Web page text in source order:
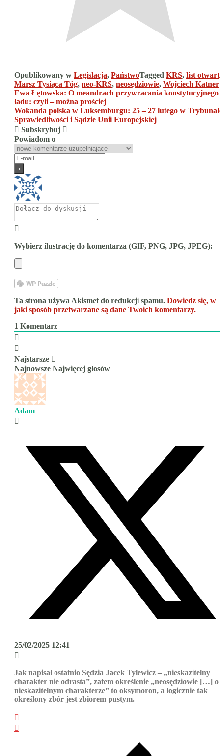
Opublikowany w Legislacja, PaństwoTagged KRS, list
Marsz Tysiąca Tóg, neo-KRS, neosędziowie, Wojciech Katner
Nawigacja
wpisu
Ewa Łętowska: O meandrach przywracania konstytucyjnego
ładu: czyli – można prościej
Wokanda polska w Luksemburgu: 25 – 27 lutego w
Sprawiedliwości i Sądzie Unii Europejskiej
Subskrybuj
Powiadom o
Wybierz ilustrację do komentarza (GIF, PNG, JPG, JPEG):
Ta strona używa Akismet do redukcji spamu. Dowiedz się, w
jaki sposób przetwarzane są dane Twoich komentarzy.
1 Komentarz
Najstarsze
Najnowsze Najwięcej głosów
Adam
25/02/2025 12:41
Jak napisał ostatnio Sędzia Jacek Tylewicz – „nieskazitelny
charakter nie odrasta”, zatem określenie „neosędziowie […] o
nieskazitelnym charakterze” to oksymoron, a logicznie tak
określony zbór jest zbiorem pustym.